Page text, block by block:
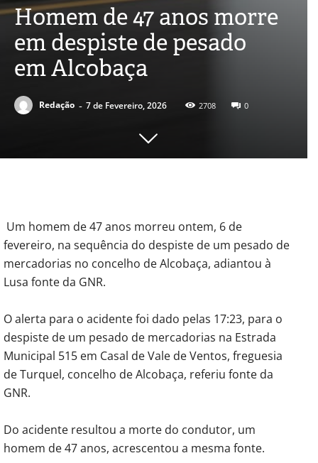
Homem de 47 anos morre
em despiste de pesado
em Alcobaça
Redação - 7 de Fevereiro, 2026 2708 0
Um homem de 47 anos morreu ontem, 6 de
fevereiro, na sequência do despiste de um pesado de
mercadorias no concelho de Alcobaça, adiantou à
Lusa fonte da GNR.
O alerta para o acidente foi dado pelas 17:23, para o
despiste de um pesado de mercadorias na Estrada
Municipal 515 em Casal de Vale de Ventos, freguesia
de Turquel, concelho de Alcobaça, referiu fonte da
GNR.
Do acidente resultou a morte do condutor, um
homem de 47 anos, acrescentou a mesma fonte.